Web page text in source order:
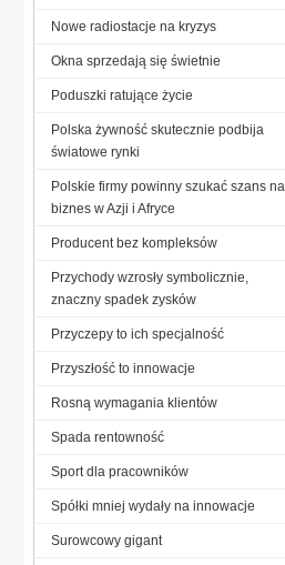
Nowe radiostacje na kryzys
Okna sprzedają się świetnie
Poduszki ratujące życie
Polska żywność skutecznie podbija
światowe rynki
Polskie firmy powinny szukać szans na
biznes w Azji i Afryce
Producent bez kompleksów
Przychody wzrosły symbolicznie,
znaczny spadek zysków
Przyczepy to ich specjalność
Przyszłość to innowacje
Rosną wymagania klientów
Spada rentowność
Sport dla pracowników
Spółki mniej wydały na innowacje
Surowcowy gigant